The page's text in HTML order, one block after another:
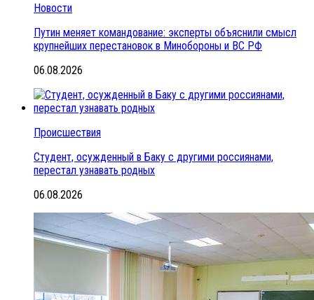
Новости
Путин меняет командование: эксперты объяснили смысл
крупнейших перестановок в Минобороны и ВС РФ
06.08.2026
Происшествия
Студент, осужденный в Баку с другими россиянами,
перестал узнавать родных
06.08.2026